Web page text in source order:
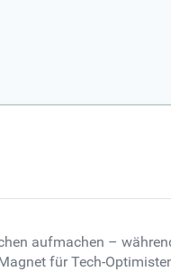
aufmachen –
für Tech-